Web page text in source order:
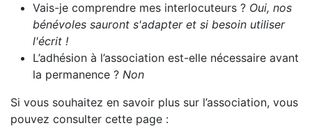
Vais-je comprendre mes interlocuteurs ? Oui, nos
bénévoles sauront s'adapter et si besoin utiliser
l'écrit !
L’adhésion à l’association est-elle nécessaire avant
la permanence ? Non
Si vous souhaitez en savoir plus sur l’association, vous
pouvez consulter cette page :